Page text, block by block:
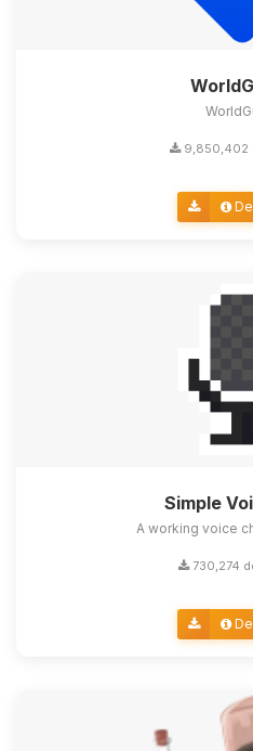
9,850,402
Simple
A working voice
730,274